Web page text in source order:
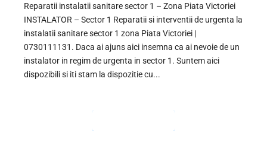
Reparatii instalatii sanitare sector 1 – Zona Piata Victoriei
INSTALATOR – Sector 1 Reparatii si interventii de urgenta la
instalatii sanitare sector 1 zona Piata Victoriei |
0730111131. Daca ai ajuns aici insemna ca ai nevoie de un
instalator in regim de urgenta in sector 1. Suntem aici
dispozibili si iti stam la dispozitie cu...